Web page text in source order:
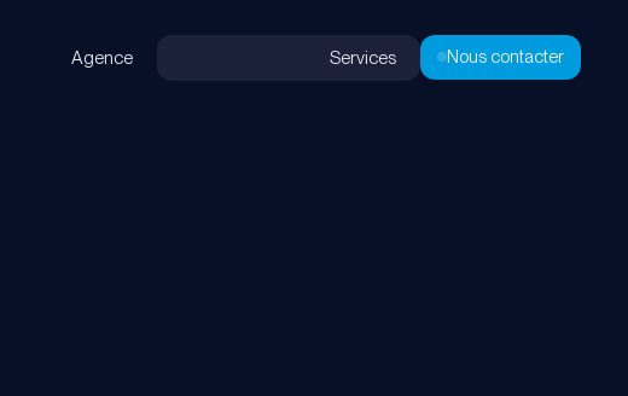
Agence Services Nous contacter